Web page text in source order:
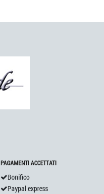
PAGAMENTI ACCETTATI
Bonifico
Paypal express